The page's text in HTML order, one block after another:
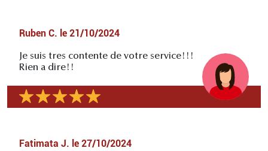
Ruben C. le 21/10/2024
Je suis tres contente de votre service!!!
Rien a dire!!
Fatimata J. le 27/10/2024